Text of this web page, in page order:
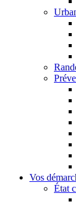
Vos
État